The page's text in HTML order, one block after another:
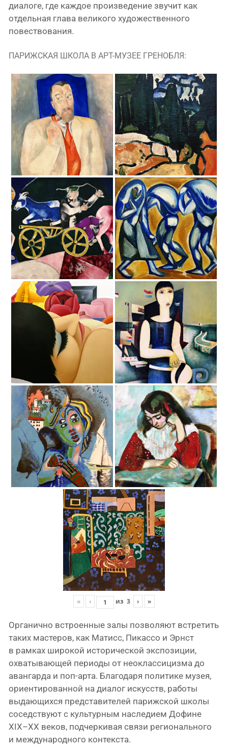
диа­ло­ге, где каж­дое про­из­ве­де­ние зву­чит как
отдель­ная гла­ва вели­ко­го худо­же­ствен­но­го
повествования.
ПАРИЖСКАЯ ШКОЛА В АРТ-МУЗЕЕ ГРЕНОБЛЯ:
« ‹ из 3 › »
Органично встро­ен­ные залы поз­во­ля­ют встре­тить
таких масте­ров, как Матисс, Пикассо и Эрнст
в рам­ках широ­кой исто­ри­че­ской экс­по­зи­ции,
охва­ты­ва­ю­щей пери­о­ды от нео­клас­си­циз­ма до
аван­гар­да и поп-арта. Благодаря поли­ти­ке музея,
ори­ен­ти­ро­ван­ной на диа­лог искусств, рабо­ты
выда­ю­щих­ся пред­ста­ви­те­лей париж­ской шко­лы
сосед­ству­ют с куль­тур­ным насле­ди­ем Дофине
XIX–XX веков, под­чер­ки­вая свя­зи реги­о­наль­но­го
и меж­ду­на­род­но­го контекста.